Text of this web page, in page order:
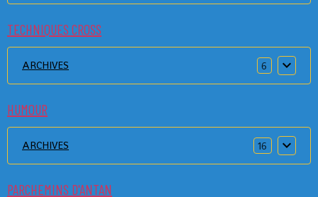
TECHNIQUES CROSS
ARCHIVES 6
HUMOUR
ARCHIVES 16
PARCHEMINS D'ANTAN